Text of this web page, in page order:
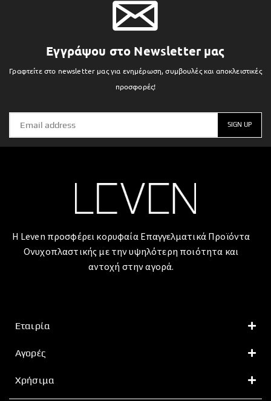
Εγγράψου στο Newsletter μας
Γραφτείτε στο newsletter μας για ενημέρωση, συμβουλές και αποκλειστικές
προσφορές!
Η Leven προσφέρει κορυφαία Επαγγελματικά Προϊόντα
Ονυχοπλαστικής με την υψηλότερη ποιότητα και
αντοχή στην αγορά.
Εταιρία
Αγορές
Χρήσιμα